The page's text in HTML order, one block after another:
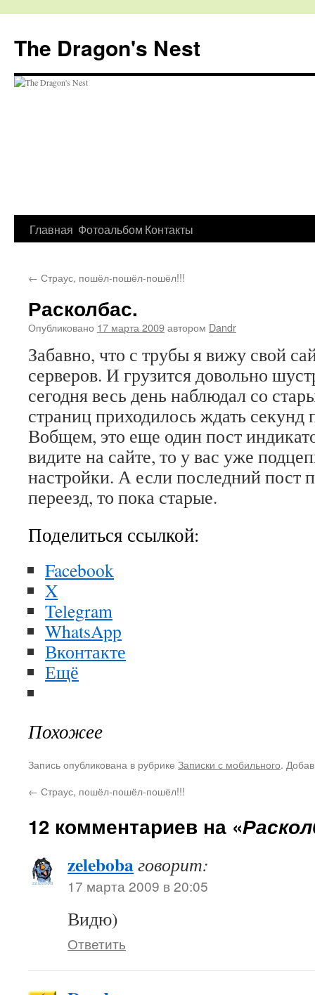
The Dragon's Nest
Перейти
содержимому
Главная Фотоальбом Контакты
← Страус, пошёл-пошёл-пошёл!!!
Расколбас.
Опубликовано 17 марта 2009автором Dandr
Забавно, что с трубы я вижу свой
серверов. И грузится довольно
сегодня весь день наблюдал со
страниц приходилось ждать секунд
Вобщем, это еще один пост
видите на сайте, то у вас уже
настройки. А если последний пост
переезд, то пока старые.
Поделиться ссылкой:
Facebook
X
Telegram
WhatsApp
Вконтакте
Ещё
Похожее
Запись опубликована в рубрике Записки с мобильного.
← Страус, пошёл-пошёл-пошёл!!!
12 комментариев на «
zelebobaговорит:
17 марта 2009 в 20:05
Видю)
Ответить